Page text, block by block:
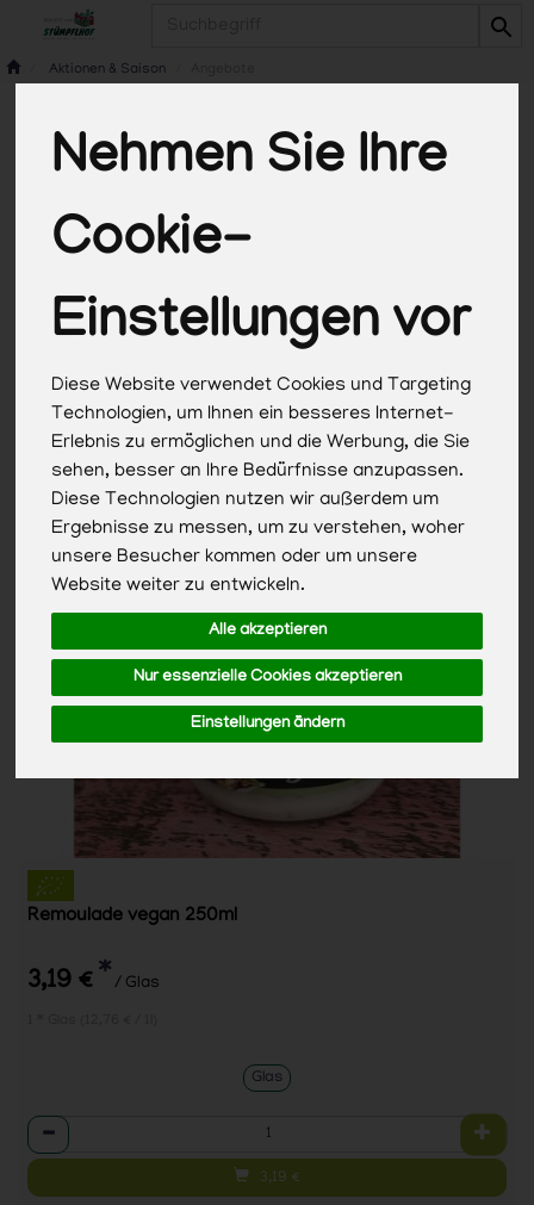
Nehmen Sie Ihre
Cookie-
Einstellungen vor
Diese Website verwendet Cookies und Targeting
Technologien, um Ihnen ein besseres Internet-
Erlebnis zu ermöglichen und die Werbung, die Sie
sehen, besser an Ihre Bedürfnisse anzupassen.
Diese Technologien nutzen wir außerdem um
Ergebnisse zu messen, um zu verstehen, woher
unsere Besucher kommen oder um unsere
Website weiter zu entwickeln.
Alle akzeptieren
Nur essenzielle Cookies akzeptieren
Einstellungen ändern
Aktionen & Saison
Angebote
Remoulade vegan 250ml
3,19 € * / Glas
Glas
Anzahl
3,19 €